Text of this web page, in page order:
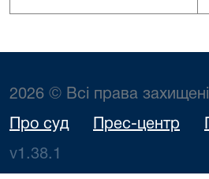
2026 © Всі права захищені
Про суд Прес-центр
v1.38.1